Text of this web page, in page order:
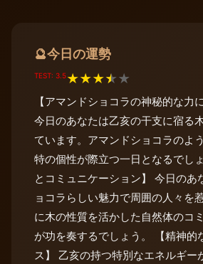
🔮今日の運勢
TEST: 3.5★★★★★
【アマンドショコラの神秘的な力
今日のあなたは乙亥の干支に宿る
ています。アマンドショコラのよ
特の個性が際立つ一日となるでし
とコミュニケーション】 今日のあ
ョコラらしい魅力で周囲の人々を
に木の性質を活かした自然体のコ
が功を奏するでしょう。 【精神的
ス】 乙亥の持つ特別なエネルギー